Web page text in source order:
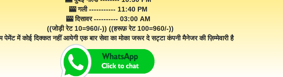
🎰 गली ----------- 11:40 PM
🎰 दिसावर ---------- 03:00 AM
((जोड़ी रेट 10=960/-)) ((हरूफ़ रेट 100=960/-))
पेमेंट में कोई दिक्कत नहीं आयेगी एक बार सेवा का मोका जरूर दे सट्टा कंपनी मैनेजर की ज़िम्मेवारी है